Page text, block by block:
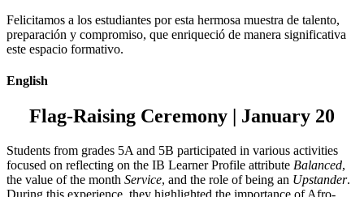
Felicitamos a los estudiantes por esta hermosa muestra de talento,
preparación y compromiso, que enriqueció de manera significativa
este espacio formativo.
English
Flag-Raising Ceremony | January 20
Students from grades 5A and 5B participated in various activities
focused on reflecting on the IB Learner Profile attribute Balanced,
the value of the month Service, and the role of being an Upstander.